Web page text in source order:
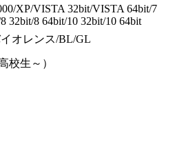
XP/VISTA 32bit/VISTA 64bit/7
32bit/8 64bit/10 32bit/10 64bit
オレンス/BL/GL
校生～）